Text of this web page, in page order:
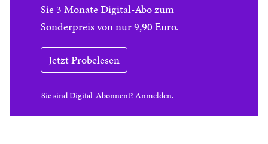
Sie 3 Monate Digital-Abo zum
Sonderpreis von nur 9,90 Euro.
Jetzt Probelesen
Sie sind Digital-Abonnent? Anmelden.